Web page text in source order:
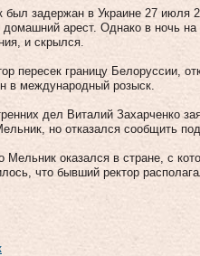
задержан в Украине 27 июля
арест. Однако в ночь на
и скрылся.
пересек границу Белоруссии,
в международный розыск.
дел Виталий Захарченко
но отказался сообщить
оказался в стране, с
что бывший ректор